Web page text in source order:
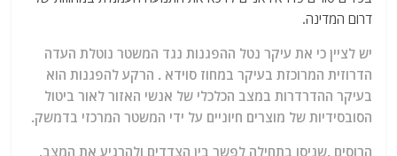
דרום המדינה.
יש לציין כי את עיקר נטל ההפגנות נגד המשטר נוטלת העדה
הדרוזית המרוכזת בעיקר במחוז סוידא . הרקע להפגנות הוא
בעיקר ההדרדרות במצב הכלכלי של אנשי האזור לאור ביטול
הסובסידיות של מוצרים חיוניים על ידי המשטר המרכזי בדמשק.
הרוסים ,שניסו בתחילה לפשר בין הצדדים ולהרגיע את המצב,